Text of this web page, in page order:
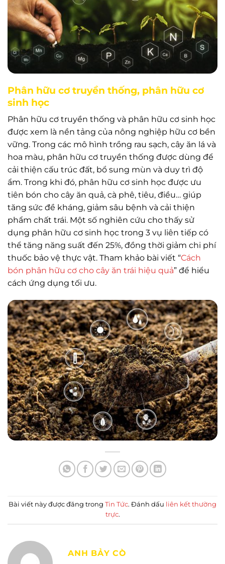
Phân hữu cơ truyền thống, phân hữu cơ
sinh học
Phân hữu cơ truyền thống và phân hữu cơ sinh học
được xem là nền tảng của nông nghiệp hữu cơ bền
vững. Trong các mô hình trồng rau sạch, cây ăn lá và
hoa màu, phân hữu cơ truyền thống được dùng để
cải thiện cấu trúc đất, bổ sung mùn và duy trì độ
ẩm. Trong khi đó, phân hữu cơ sinh học được ưu
tiên bón cho cây ăn quả, cà phê, tiêu, điều… giúp
tăng sức đề kháng, giảm sâu bệnh và cải thiện
phẩm chất trái. Một số nghiên cứu cho thấy sử
dụng phân hữu cơ sinh học trong 3 vụ liên tiếp có
thể tăng năng suất đến 25%, đồng thời giảm chi phí
thuốc bảo vệ thực vật. Tham khảo bài viết “Cách
bón phân hữu cơ cho cây ăn trái hiệu quả” để hiểu
cách ứng dụng tối ưu.
Bài viết này được đăng trong Tin Tức. Đánh dấu liên kết thường
trực.
ANH BẢY CÒ